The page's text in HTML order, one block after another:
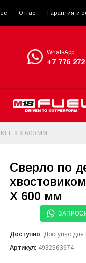
О нас Гарантия и
WhatsApp
+7 776
8 X 600 ММ
Cверло по
X 600 мм
Доступно: Доступно для
Артикул: 4932363674